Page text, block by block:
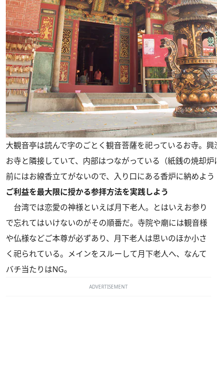
大観音亭は読んで字のごとく観音菩薩を祀っているお寺。
お寺と隣接していて、内部はつながっている（紙銭の焼却
前にはお線香立てがないので、入り口にある香炉に納めよう
ご利益を最大限に授かる参拝方法を実践しよう
台湾では恋愛の神様といえば月下老人。とはいえお参り
で忘れてはいけないのがその順番だ。寺院や廟には観音様
や仏様などご本尊が必ずあり、月下老人は思いのほか小さ
く祀られている。メインをスルーして月下老人へ、なんて
バチ当たりはNG。
ADVERTISEMENT